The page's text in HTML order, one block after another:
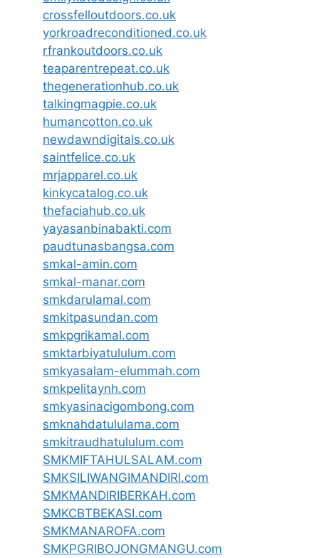
crossfelloutdoors.co.uk
yorkroadreconditioned.co.uk
rfrankoutdoors.co.uk
teaparentrepeat.co.uk
thegenerationhub.co.uk
talkingmagpie.co.uk
humancotton.co.uk
newdawndigitals.co.uk
saintfelice.co.uk
mrjapparel.co.uk
kinkycatalog.co.uk
thefaciahub.co.uk
yayasanbinabakti.com
paudtunasbangsa.com
smkal-amin.com
smkal-manar.com
smkdarulamal.com
smkitpasundan.com
smkpgrikamal.com
smktarbiyatululum.com
smkyasalam-elummah.com
smkpelitaynh.com
smkyasinacigombong.com
smknahdatululama.com
smkitraudhatululum.com
SMKMIFTAHULSALAM.com
SMKSILIWANGIMANDIRI.com
SMKMANDIRIBERKAH.com
SMKCBTBEKASI.com
SMKMANAROFA.com
SMKPGRIBOJONGMANGU.com